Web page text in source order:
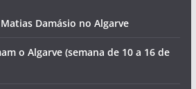
Damásio no Algarve
o Algarve (semana de 10 a 16 de